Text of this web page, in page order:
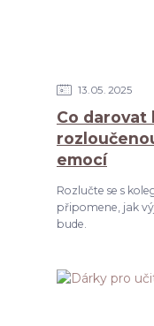
13 05 2025
Co darovat
emocí
Rozlučte se s
připomene, jak
bude.